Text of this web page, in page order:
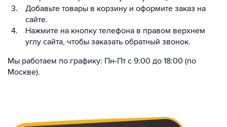
Добавьте товары в корзину и оформите заказ на
сайте.
Нажмите на кнопку телефона в правом верхнем
углу сайта, чтобы заказать обратный звонок.
Мы работаем по графику: Пн-Пт с 9:00 до 18:00 (по
Москве).